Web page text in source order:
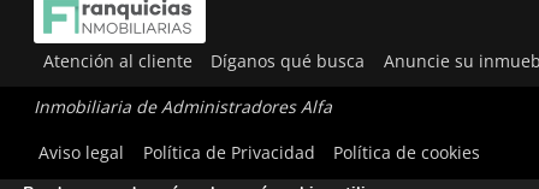
Atención al cliente Díganos qué busca Anuncie su
Inmobiliaria de Administradores Alfa
Aviso legal
Política de Privacidad Política de cookies
Utilizamos cookies para ofrecerte la mejor experiencia en